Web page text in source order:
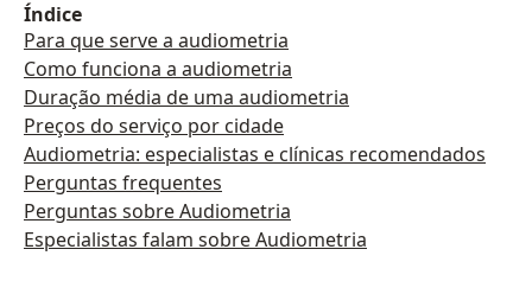
Índice
Para que serve a audiometria
Como funciona a audiometria
Duração média de uma audiometria
Preços do serviço por cidade
Audiometria: especialistas e clínicas recomendados
Perguntas frequentes
Perguntas sobre Audiometria
Especialistas falam sobre Audiometria